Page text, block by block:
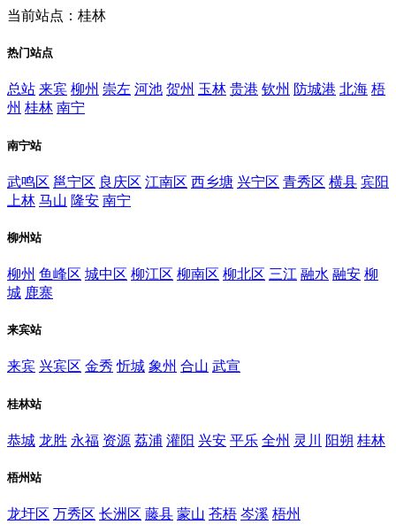
当前站点：桂林
热门站点
总站 来宾 柳州 崇左 河池 贺州 玉林 贵港 钦州 防城港 北海 梧
州 桂林 南宁
南宁站
武鸣区 邕宁区 良庆区 江南区 西乡塘 兴宁区 青秀区 横县 宾阳
上林 马山 隆安 南宁
柳州站
柳州 鱼峰区 城中区 柳江区 柳南区 柳北区 三江 融水 融安 柳
城 鹿寨
来宾站
来宾 兴宾区 金秀 忻城 象州 合山 武宣
桂林站
恭城 龙胜 永福 资源 荔浦 灌阳 兴安 平乐 全州 灵川 阳朔 桂林
梧州站
龙圩区 万秀区 长洲区 藤县 蒙山 苍梧 岑溪 梧州